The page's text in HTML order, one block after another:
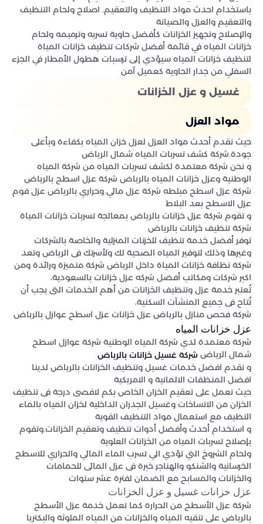
باستخدام احدث مواد التنظيف والتعقيم. اصلاح ولحام التنظيف
والتعقيم والعزل والصيانة
والإصلاح وتجهيز الخزانات كأفضل حاوية تسربه وترميمه ولحام
خزانات المياه في قائمة أفضل شركات تنظيف خزانات المياة
لتنظيف خزانات المياه سيؤدي إلى ترسبات هطول الأمطار في الجزء
السفلي من جدار الحاوية كعميل آمن
غسيل و عزل الخزانات
مواد العزل
حيث نقدم أحدث مواد العزل لعزل خزان المياه بكفاءة وبأعلى
جودة.شركة كشف تسربات المياه شمال الرياض
و نحن شركة معتمدة لكشف تسربات المياه من شركة المياه
الوطنية وعزل خزانات المياه بالرياض شركة عزل اسطح بالرياض
شركة عزل اسطح مبلطه شركة عزل مائي وحراري بالرياض عزل فوم
عزل الاسطح بعد البلاط
و تقوم شركة عزل خزانات بالرياض بمعالجة تسربات خزانات المياة
شركة تنظيف خزانات بالرياض
توفر أفضل خدمة تنظيف للخزنات المنزلية والخاصة بالشركات
وغيرها وذلك لتوفير المياه الصحية لك ولأسرتك فى الرياض وتعد
شركة نظافة خزانات المياة داخل الرياض شركة متميزة ورائدة ومن
اكبر شركات ومكاتب أفضل شركه عزل خزانات بالسعودية،
تُعتبر خدمة عزل وتنظيف الخزانات من أهم الخدمات التى يجب أن
تُتاح فى جميع المنشآت السكنية،
شركة فحص منازل بالرياض عزل خزانات عزل اسطح عوازل بالرياض
عزل خزانات المياه
شركة معتمدة لدي شركة المياه الوطنية شركة عوازل اسطح
شمال الرياض شركة غسيل خزانات بالرياض
و نقدم افضل خدمات غسيل وتنظيف الخزانات بالرياض لدينا
افضل المنظفات الالمانية و الامريكية
حيث نعمل على تعقيم الخزان الخاص بكم لاقصى درجة فى تنظيف
الخزان من الاتساخات وغسيل الجدران الداخلية لخزان المياه بالماء
النظيف مع استعمال مواد التنظيف القوية
و استخدام أحدث وأفضل أدوات تنظيف وتعقيم الخزانات.وتقوم
بإصلاح تسربات المياه من الخزانات العلوية
ولحام الشروخ التي تؤدي الي تسرب الماء المائي والحراري للاسطح
الخرسانية والشنكو والهناجر خبرة فى عزل المائى للحمامات
والخزانات والمسابح مع الضمان لفترة عشر سنوات
عزل خزانات غسيل و عزل الخزانات
شركة عزل الأسطح من الحرارة كما تعمل خدمة عزل الأسطح
بالرياض على تنقيه المياه والخزانات من المياه الملوثة والبكتريا